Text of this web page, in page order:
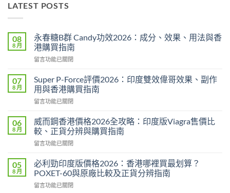
LATEST POSTS
08
8 月
永春糖B群 Candy功效2026：成分、效果、用法與香
港購買指南
在
春
糖
B
群
功
效
2026：
成
效
果、
法
留言功能已關閉
07
8 月
Super P-Force評價2026：印度雙效偉哥效果、副作
用與香港購買指南
在
P-
Force
評
價
印
度
效
留言功能已關閉
06
8 月
威而鋼香港價格2026全攻略：印度版Viagra售價比
較、正貨分辨與購買指南
在
而
鋼
香
港
留言功能已關閉
05
8 月
必利勁印度版價格2026：香港哪裡買最划算？
POXET-60與原廠比較及正貨分辨指南
在
留言功能已關閉